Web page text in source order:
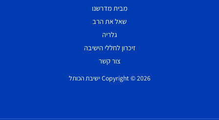
מבית מדרשנו
שאל את הרב
גלריה
זיכרון לחללי הישיבה
צור קשר
Copyright © 2026 ישיבת הכותל